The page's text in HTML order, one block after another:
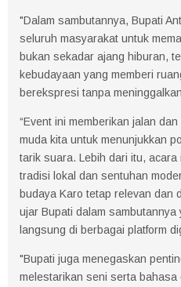
"Dalam sambutannya, Bupati
seluruh masyarakat untuk
bukan sekadar ajang hiburan,
kebudayaan yang memberi
berekspresi tanpa
“Event ini memberikan jalan
muda kita untuk menunjukkan
tarik suara. Lebih dari itu,
tradisi lokal dan sentuhan
budaya Karo tetap relevan dan
ujar Bupati dalam
langsung di berbagai platform
"Bupati juga menegaskan
melestarikan seni serta